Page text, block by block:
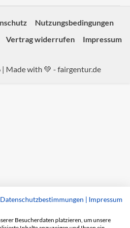
Nutzungsbedingungen
Vertrag widerrufen Impressum
Made with 💚 - fairgentur.de
Datenschutzbestimmungen | Impressum
Besucherdaten platzieren, um unsere